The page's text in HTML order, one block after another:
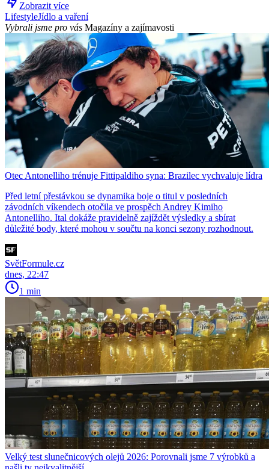
Zobrazit více
LifestyleJídlo a vaření
Vybrali jsme pro vás Magazíny a zajímavosti
Otec Antonelliho trénuje Fittipaldiho syna: Brazilec vychvaluje lídra
Před letní přestávkou se dynamika boje o titul v posledních
závodních víkendech otočila ve prospěch Andrey Kimiho
Antonelliho. Ital dokáže pravidelně zajíždět výsledky a sbírat
důležité body, které mohou v součtu na konci sezony rozhodnout.
SvětFormule.cz
dnes, 22:47
1 min
Velký test slunečnicových olejů 2026: Porovnali jsme 7 výrobků a